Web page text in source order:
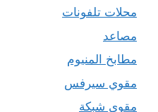
محلات تلفونات
مصاعد
مطابخ المنيوم
مقوي سيرفس
مقوي شبكة